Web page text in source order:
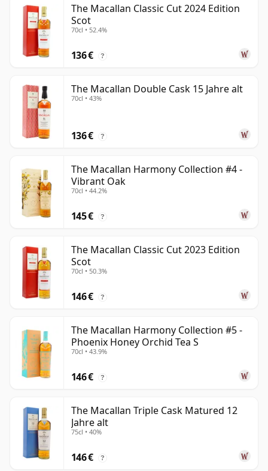
The Macallan Classic Cut 2024 Edition
Scot
70cl • 52.4%
136 € ?
The Macallan Double Cask 15 Jahre alt
70cl • 43%
136 € ?
The Macallan Harmony Collection #4 -
Vibrant Oak
70cl • 44.2%
145 € ?
The Macallan Classic Cut 2023 Edition
Scot
70cl • 50.3%
146 € ?
The Macallan Harmony Collection #5 -
Phoenix Honey Orchid Tea S
70cl • 43.9%
146 € ?
The Macallan Triple Cask Matured 12
Jahre alt
75cl • 40%
146 € ?